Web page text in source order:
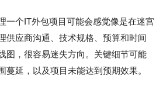
个IT外包项目可能会感觉像是在迷宫
供应商沟通、技术规格、预算和时间
图，很容易迷失方向。关键细节可能
蔓延，以及项目未能达到预期效果。